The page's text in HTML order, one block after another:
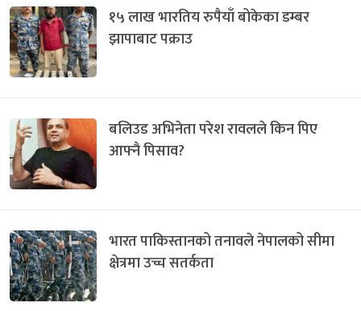
१५ लाख भारतिय रुपैयाँ बोकेका डम्बर
झापाबाट पक्राउ
बलिउड अभिनेता परेश रावलले किन पिए
आफ्नै पिसाव?
भारत पाकिस्तानको तनावले नेपालको सीमा
क्षेत्रमा उच्च सतर्कता